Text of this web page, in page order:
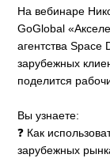
На вебинаре
GoGlobal
агентства Space
зарубежных
поделится
Вы узнаете:
❓ Как
зарубежных